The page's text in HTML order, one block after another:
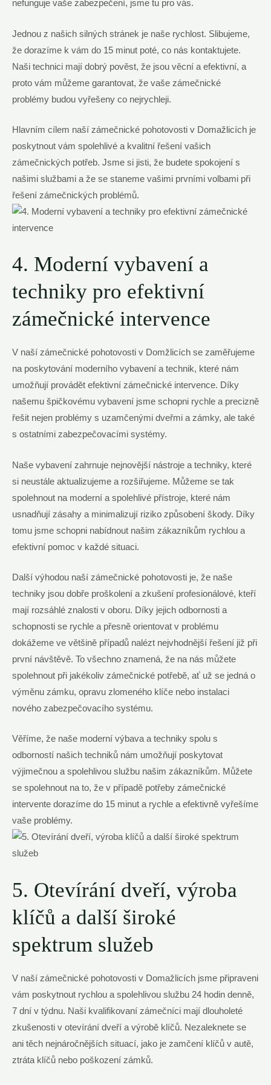
nefunguje vaše zabezpečení, jsme tu pro vás.
Jednou z našich silných stránek je naše rychlost. Slibujeme,
že dorazíme k vám do 15 minut poté, co nás kontaktujete.
Naši technici mají dobrý pověst, že jsou věcní a efektivní, a
proto vám můžeme garantovat, že vaše zámečnické
problémy budou vyřešeny co nejrychleji.
Hlavním cílem naší zámečnické pohotovosti v Domažlicích je
poskytnout vám spolehlivé a kvalitní řešení vašich
zámečnických potřeb. Jsme si jisti, že budete spokojení s
našimi službami a že se staneme vašimi prvními volbami při
řešení zámečnických problémů.
4. Moderní vybavení a
techniky pro efektivní
zámečnické intervence
V naší zámečnické pohotovosti v Domžlicích se zaměřujeme
na poskytování moderního vybavení a technik, které nám
umožňují provádět efektivní zámečnické intervence. Díky
našemu špičkovému vybavení jsme schopni rychle a precizně
řešit nejen problémy s uzamčenými dveřmi a zámky, ale také
s ostatními zabezpečovacími systémy.
Naše vybavení zahrnuje nejnovější nástroje a techniky, které
si neustále aktualizujeme a rozšiřujeme. Můžeme se tak
spolehnout na moderní a spolehlivé přístroje, které nám
usnadňují zásahy a minimalizují riziko způsobení škody. Díky
tomu jsme schopni nabídnout našim zákazníkům rychlou a
efektivní pomoc v každé situaci.
Další výhodou naší zámečnické pohotovosti je, že naše
techniky jsou dobře proškolení a zkušení profesionálové, kteří
mají rozsáhlé znalosti v oboru. Díky jejich odbornosti a
schopnosti se rychle a přesně orientovat v problému
dokážeme ve většině případů nalézt nejvhodnější řešení již při
první návštěvě. To všechno znamená, že na nás můžete
spolehnout při jakékoliv zámečnické potřebě, ať už se jedná o
výměnu zámku, opravu zlomeného klíče nebo instalaci
nového zabezpečovacího systému.
Věříme, že naše moderní výbava a techniky spolu s
odborností našich techniků nám umožňují poskytovat
výjimečnou a spolehlivou službu našim zákazníkům. Můžete
se spolehnout na to, že v případě potřeby zámečnické
intervente dorazíme do 15 minut a rychle a efektivně vyřešíme
vaše problémy.
5. Otevírání dveří, výroba
klíčů a další široké
spektrum služeb
V naší zámečnické pohotovosti v Domažlicích jsme připraveni
vám poskytnout rychlou a spolehlivou službu 24 hodin denně,
7 dní v týdnu. Naši kvalifikovaní zámečníci mají dlouholeté
zkušenosti v otevírání dveří a výrobě klíčů. Nezaleknete se
ani těch nejnáročnějších situací, jako je zamčení klíčů v autě,
ztráta klíčů nebo poškození zámků.